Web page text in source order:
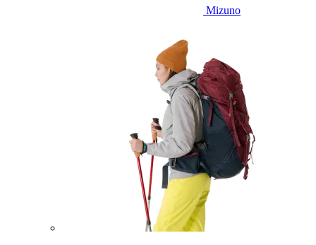
Mizuno